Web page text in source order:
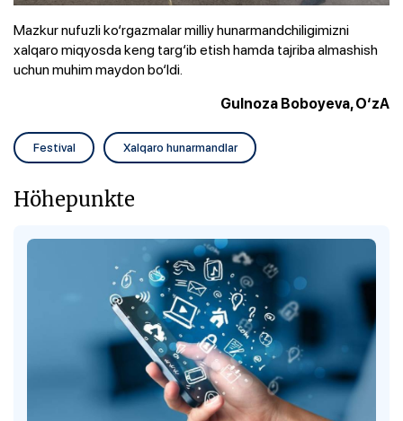
Mazkur nufuzli ko‘rgazmalar milliy hunarmandchiligimizni
xalqaro miqyosda keng targ‘ib etish hamda tajriba almashish
uchun muhim maydon bo‘ldi.
Gulnoza Boboyeva, O‘zA
Festival Xalqaro hunarmandlar
Höhepunkte